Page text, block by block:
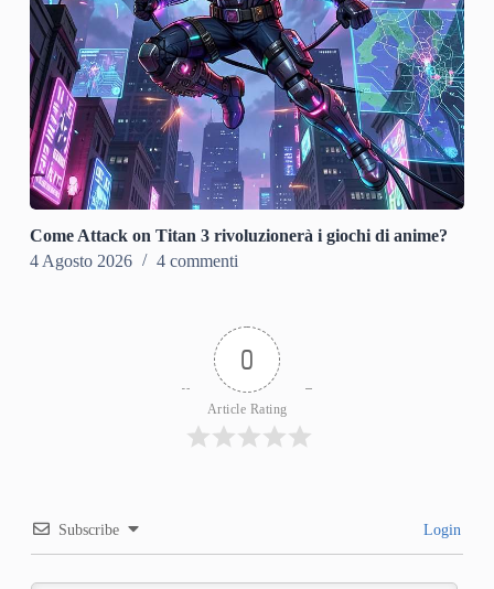
Come Attack on Titan 3 rivoluzionerà i giochi di anime?
4 Agosto 2026
4 commenti
0
Article Rating
Subscribe Login